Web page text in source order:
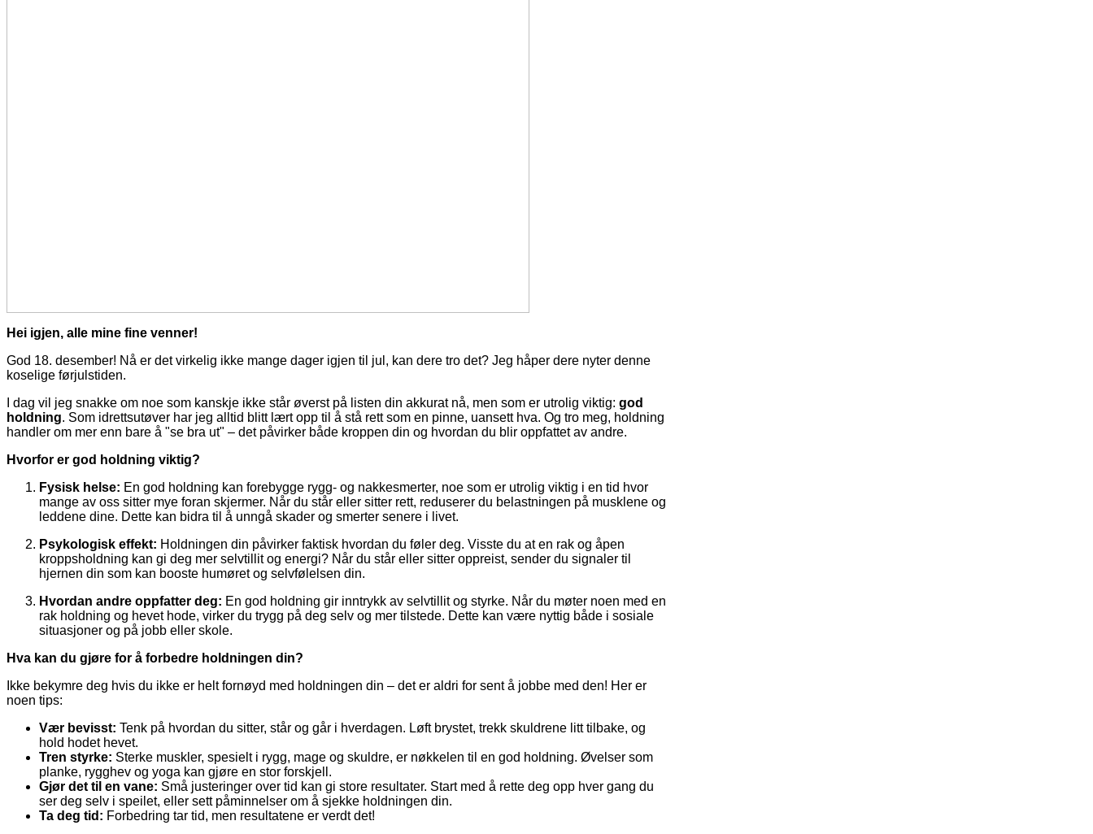
Hei igjen, alle mine fine venner!
God 18. desember! Nå er det virkelig ikke mange dager igjen til jul, kan dere tro det? Jeg håper dere nyter denne
koselige førjulstiden.
I dag vil jeg snakke om noe som kanskje ikke står øverst på listen din akkurat nå, men som er utrolig viktig: god
holdning. Som idrettsutøver har jeg alltid blitt lært opp til å stå rett som en pinne, uansett hva. Og tro meg, holdning
handler om mer enn bare å "se bra ut" – det påvirker både kroppen din og hvordan du blir oppfattet av andre.
Hvorfor er god holdning viktig?
Fysisk helse: En god holdning kan forebygge rygg- og nakkesmerter, noe som er utrolig viktig i en tid hvor
mange av oss sitter mye foran skjermer. Når du står eller sitter rett, reduserer du belastningen på musklene og
leddene dine. Dette kan bidra til å unngå skader og smerter senere i livet.
Psykologisk effekt: Holdningen din påvirker faktisk hvordan du føler deg. Visste du at en rak og åpen
kroppsholdning kan gi deg mer selvtillit og energi? Når du står eller sitter oppreist, sender du signaler til
hjernen din som kan booste humøret og selvfølelsen din.
Hvordan andre oppfatter deg: En god holdning gir inntrykk av selvtillit og styrke. Når du møter noen med en
rak holdning og hevet hode, virker du trygg på deg selv og mer tilstede. Dette kan være nyttig både i sosiale
situasjoner og på jobb eller skole.
Hva kan du gjøre for å forbedre holdningen din?
Ikke bekymre deg hvis du ikke er helt fornøyd med holdningen din – det er aldri for sent å jobbe med den! Her er
noen tips:
Vær bevisst: Tenk på hvordan du sitter, står og går i hverdagen. Løft brystet, trekk skuldrene litt tilbake, og
hold hodet hevet.
Tren styrke: Sterke muskler, spesielt i rygg, mage og skuldre, er nøkkelen til en god holdning. Øvelser som
planke, rygghev og yoga kan gjøre en stor forskjell.
Gjør det til en vane: Små justeringer over tid kan gi store resultater. Start med å rette deg opp hver gang du
ser deg selv i speilet, eller sett påminnelser om å sjekke holdningen din.
Ta deg tid: Forbedring tar tid, men resultatene er verdt det!